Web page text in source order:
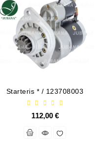
Starteris * / 123708003
112,00 €